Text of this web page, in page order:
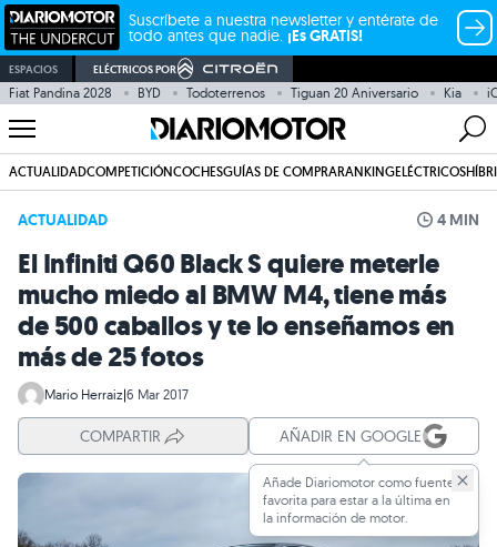
Suscríbete a nuestra newsletter y entérate de
todo antes que nadie. ¡Es GRATIS!
ESPACIOS ELÉCTRICOS POR
Fiat Pandina 2028 BYD Todoterrenos Tiguan 20 Aniversario Kia
ACTUALIDADCOMPETICIÓNCOCHESGUÍAS DE COMPRARANKINGELÉCTRICOS
ACTUALIDAD 4 MIN
El Infiniti Q60 Black S quiere meterle
mucho miedo al BMW M4, tiene más
de 500 caballos y te lo enseñamos en
más de 25 fotos
Mario Herraiz|6 Mar 2017
COMPARTIR AÑADIR EN GOOGLE
Añade Diariomotor como fuente
favorita para estar a la última en
la información de motor.